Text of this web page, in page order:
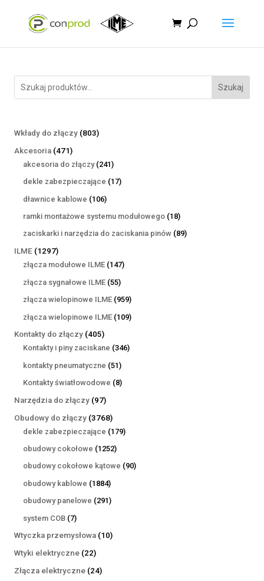
Szukaj
Wkłady do złączy 803803
Akcesoria 471471
produktów
akcesoria do złączy 241241
produktów
dekle zabezpieczające 1717
dławnice kablowe 106106
produktów
ramki montażowe systemu modułowego 1818
produktów
zaciskarki i narzędzia do zaciskania pinów 8989
ILME 12971297
produktów
złącza modułowe ILME 147147
złącza sygnałowe ILME 5555
produktów
złącza wielopinowe ILME 959959
produktów
złącza wielopinowe ILME 109109
Kontakty do złączy 405405
produktów
Kontakty i piny zaciskane 346346
kontakty pneumatyczne 5151
produktów
Kontakty światłowodowe 88
Narzędzia do złączy 9797
produktów
Obudowy do złączy 37683768
produktów
dekle zabezpieczające 179179
obudowy cokołowe 12521252
produkty
obudowy cokołowe kątowe 9090
obudowy kablowe 18841884
produkty
obudowy panelowe 291291
system COB 77
produktów
Wtyczka przemysłowa 1010
Wtyki elektryczne 2222
produkty
Złącza elektryczne 2424